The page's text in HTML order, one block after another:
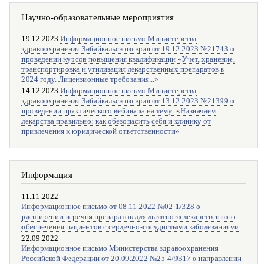
Научно-образовательные мероприятия
19.12.2023 Информационное письмо Министерства
здравоохранения Забайкальского края от 19.12.2023 №21743 о
проведении курсов повышения квалификации «Учет, хранение,
транспортировка и утилизация лекарственных препаратов в
2024 году. Лицензионные требования...»
14.12.2023 Информационное письмо Министерства
здравоохранения Забайкальского края от 13.12.2023 №21399 о
проведении практического вебинара на тему: «Назначаем
лекарства правильно: как обезопасить себя и клинику от
привлечения к юридической ответственности»
Информация
11.11.2022
Информационное письмо от 08.11.2022 №02-1/328 о
расширении перечня препаратов для льготного лекарственного
обеспечения пациентов с сердечно-сосудистыми заболеваниями
22.09.2022
Информационное письмо Министерства здравоохранения
Российской Федерации от 20.09.2022 №25-4/9317 о направлении